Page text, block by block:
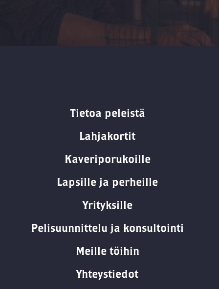
Tietoa peleistä
Lahjakortit
Kaveriporukoille
Lapsille ja perheille
Yrityksille
Pelisuunnittelu ja konsultointi
Meille töihin
Yhteystiedot